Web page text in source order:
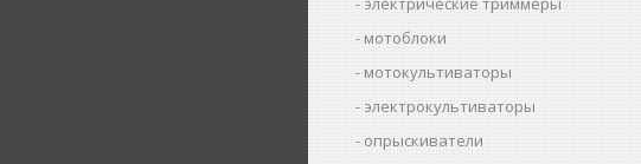
мотоблоки
мотокультиваторы
электрокультиваторы
опрыскиватели